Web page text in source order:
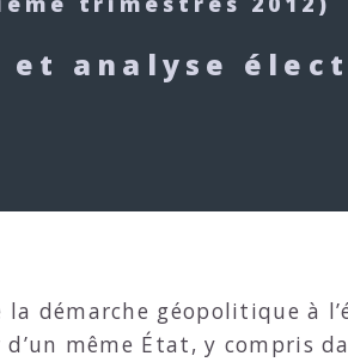
analyse
démarche géopolitique à
même État, y compris